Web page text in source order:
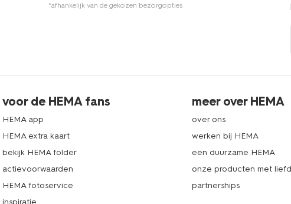
*afhankelijk van de gekozen bezorgopties
voor de HEMA fans
HEMA app
HEMA extra kaart
bekijk HEMA folder
actievoorwaarden
HEMA fotoservice
inspiratie
meer over HEMA
over ons
werken bij HEMA
een duurzame HEMA
onze producten met
partnerships